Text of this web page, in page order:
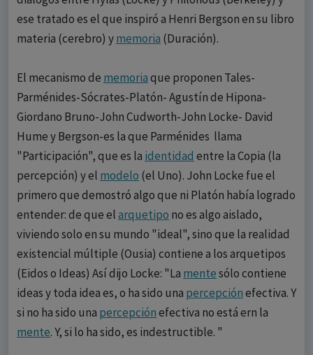
ese tratado es el que inspiró a Henri Bergson en su libro
materia (cerebro) ymemoria (Duración).
El mecanismo de memoriaque proponen Tales-
Parménides-Sócrates-Platón- Agustín de Hipona-
Giordano Bruno-John Cudworth-John Locke- David
Hume y Bergson-es la que Parménides llama
"Participación", que es la identidad entre la Copia (la
percepción) y el modelo (el Uno). John Locke fue el
primero que demostró algo que ni Platón había logrado
entender: de que elarquetipo no es algo aislado,
viviendo solo en su mundo "ideal", sino que la realidad
existencial múltiple (Ousia) contiene a los arquetipos
(Eidos o Ideas) Así dijo Locke: "La mentesólo contiene
ideas y toda idea es, o ha sido una percepciónefectiva. Y
si no ha sido una percepciónefectiva no está ern la
mente. Y, si lo ha sido, es indestructible. "